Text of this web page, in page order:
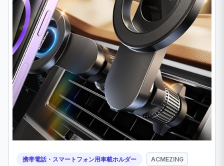
携帯電話・スマートフォン用車載ホルダー ACMEZING